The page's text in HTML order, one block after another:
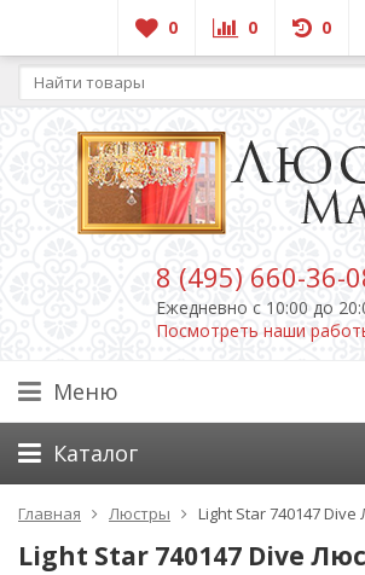
0 0 0
8 (495) 660-36-
Ежедневно c 10:00 до
Посмотреть наши
Меню
Каталог
Главная Люстры Light Star 740147
Light Star 740147 Dive